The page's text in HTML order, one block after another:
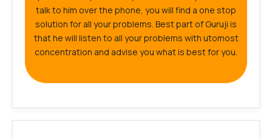
talk to him over the phone, you will find a one stop
solution for all your problems. Best part of Guruji is
that he will listen to all your problems with utomost
concentration and advise you what is best for you.